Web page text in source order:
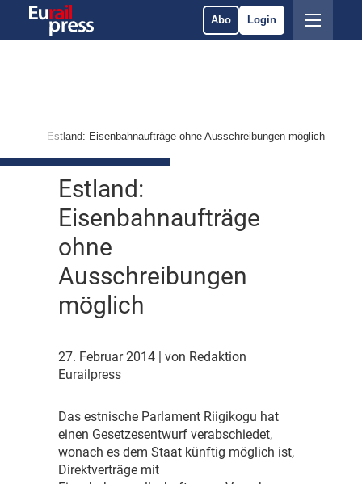
Abo Login
Estland: Eisenbahnaufträge ohne Ausschreibungen möglich
Estland:
Eisenbahnaufträge
ohne
Ausschreibungen
möglich
27. Februar 2014
| von Redaktion
Eurailpress
Das estnische Parlament Riigikogu hat
einen Gesetzesentwurf verabschiedet,
wonach es dem Staat künftig möglich ist,
Direktverträge mit